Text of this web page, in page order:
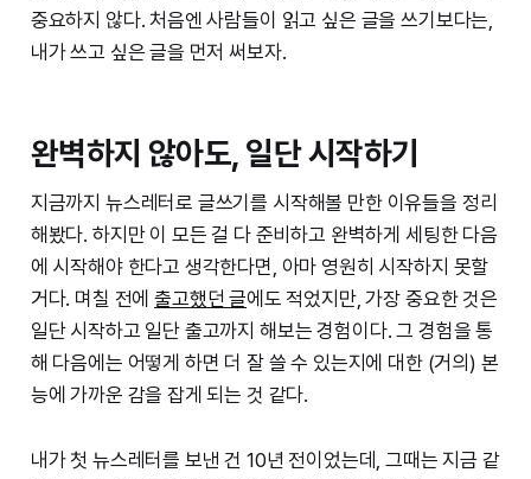
중요하지 않다. 처음엔 사람들이 읽고 싶은 글을 쓰기보다는,
내가 쓰고 싶은 글을 먼저 써보자.
완벽하지 않아도, 일단 시작하기
지금까지 뉴스레터로 글쓰기를 시작해볼 만한 이유들을 정리
해봤다. 하지만 이 모든 걸 다 준비하고 완벽하게 세팅한 다음
에 시작해야 한다고 생각한다면, 아마 영원히 시작하지 못할
거다. 며칠 전에출고했던 글에도 적었지만, 가장 중요한 것은
일단 시작하고 일단 출고까지 해보는 경험이다. 그 경험을 통
해 다음에는 어떻게 하면 더 잘 쓸 수 있는지에 대한 (거의) 본
능에 가까운 감을 잡게 되는 것 같다.
내가 첫 뉴스레터를 보낸 건 10년 전이었는데, 그때는 지금 같